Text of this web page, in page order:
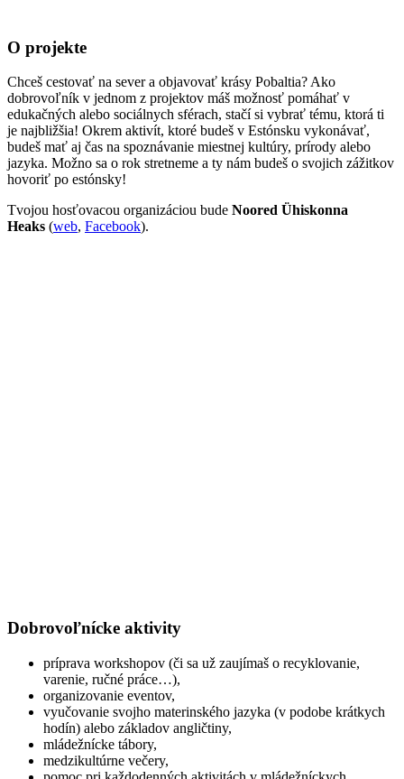
O projekte
Chceš cestovať na sever a objavovať krásy Pobaltia? Ako
dobrovoľník v jednom z projektov máš možnosť pomáhať v
edukačných alebo sociálnych sférach, stačí si vybrať tému, ktorá ti
je najbližšia! Okrem aktivít, ktoré budeš v Estónsku vykonávať,
budeš mať aj čas na spoznávanie miestnej kultúry, prírody alebo
jazyka. Možno sa o rok stretneme a ty nám budeš o svojich zážitkov
hovoriť po estónsky!
Tvojou hosťovacou organizáciou bude Noored Ühiskonna
Heaks (web, Facebook).
Dobrovoľnícke aktivity
príprava workshopov (či sa už zaujímaš o recyklovanie,
varenie, ručné práce…),
organizovanie eventov,
vyučovanie svojho materinského jazyka (v podobe krátkych
hodín) alebo základov angličtiny,
mládežnícke tábory,
medzikultúrne večery,